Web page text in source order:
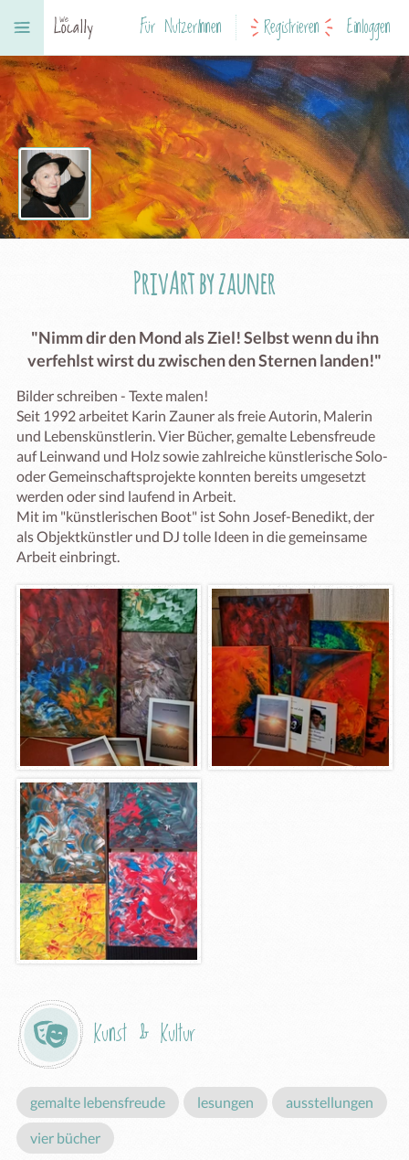
Für NutzerInnen Registrieren Einloggen
PrivArt by zauner
"Nimm dir den Mond als Ziel! Selbst wenn du ihn
verfehlst wirst du zwischen den Sternen landen!"
Bilder schreiben - Texte malen!
Seit 1992 arbeitet Karin Zauner als freie Autorin, Malerin
und Lebenskünstlerin. Vier Bücher, gemalte Lebensfreude
auf Leinwand und Holz sowie zahlreiche künstlerische Solo-
oder Gemeinschaftsprojekte konnten bereits umgesetzt
werden oder sind laufend in Arbeit.
Mit im "künstlerischen Boot" ist Sohn Josef-Benedikt, der
als Objektkünstler und DJ tolle Ideen in die gemeinsame
Arbeit einbringt.
Kunst & Kultur
gemalte lebensfreude lesungen ausstellungen
vier bücher